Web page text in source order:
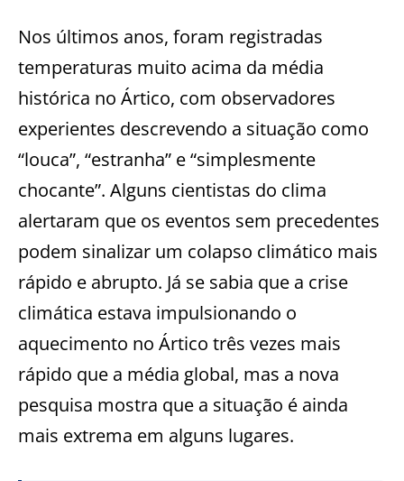
Nos últimos anos, foram registradas
temperaturas muito acima da média
histórica no Ártico, com observadores
experientes descrevendo a situação como
“louca”, “estranha” e “simplesmente
chocante”. Alguns cientistas do clima
alertaram que os eventos sem precedentes
podem sinalizar um colapso climático mais
rápido e abrupto. Já se sabia que a crise
climática estava impulsionando o
aquecimento no Ártico três vezes mais
rápido que a média global, mas a nova
pesquisa mostra que a situação é ainda
mais extrema em alguns lugares.